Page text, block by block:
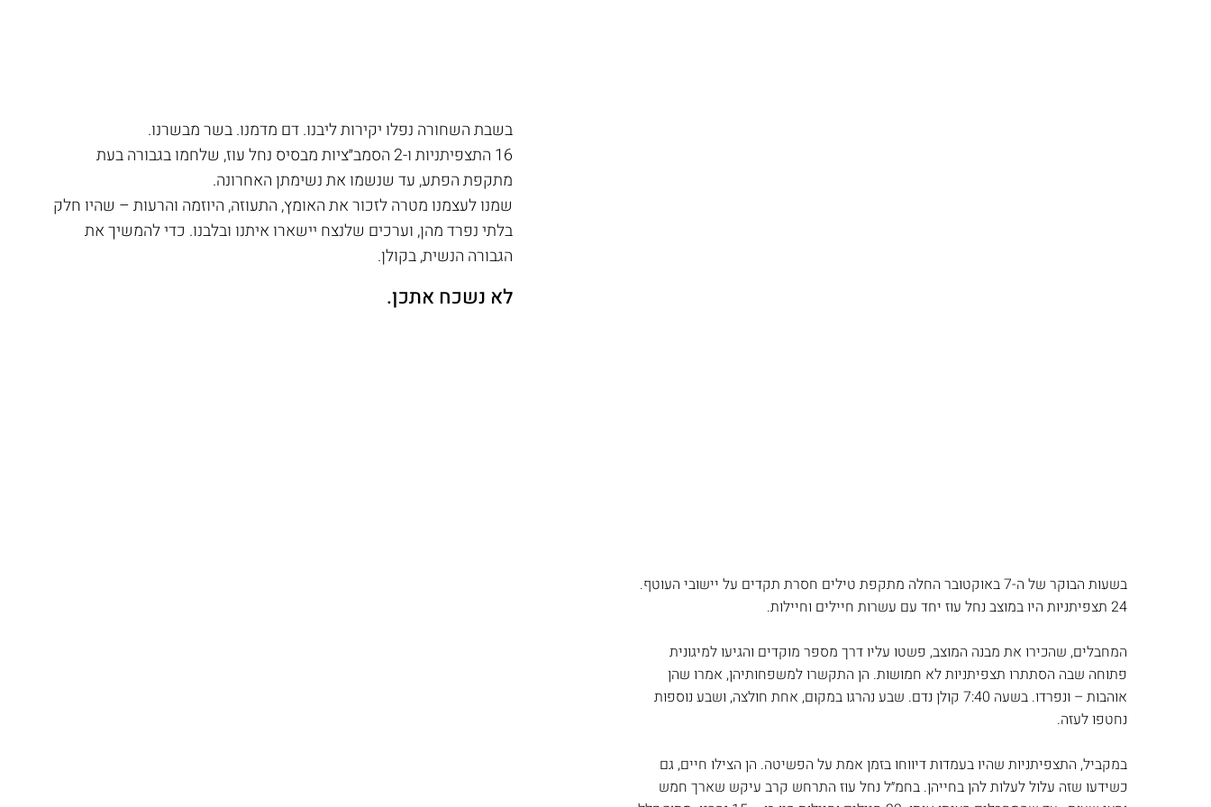
בשבת השחורה נפלו יקירות ליבנו. דם מדמנו. בשר מבשרנו.
16 התצפיתניות ו-2 הסמב״ציות מבסיס נחל עוז, שלחמו בגבורה בעת
מתקפת הפתע, עד שנשמו את נשימתן האחרונה.
שמנו לעצמנו מטרה לזכור את האומץ, התעוזה, היוזמה והרעות – שהיו חלק
בלתי נפרד מהן, וערכים שלנצח יישארו איתנו ובלבנו. כדי להמשיך את
הגבורה הנשית, בקולן.
לא נשכח אתכן.
בשעות הבוקר של ה-7 באוקטובר החלה מתקפת טילים חסרת תקדים על יישובי העוטף.
24 תצפיתניות היו במוצב נחל עוז יחד עם עשרות חיילים וחיילות.
המחבלים, שהכירו את מבנה המוצב, פשטו עליו דרך מספר מוקדים והגיעו למיגונית
פתוחה שבה הסתתרו תצפיתניות לא חמושות. הן התקשרו למשפחותיהן, אמרו שהן
אוהבות – ונפרדו. בשעה 7:40 קולן נדם. שבע נהרגו במקום, אחת חולצה, ושבע נוספות
נחטפו לעזה.
במקביל, התצפיתניות שהיו בעמדות דיווחו בזמן אמת על הפשיטה. הן הצילו חיים, גם
כשידעו שזה עלול לעלות להן בחייהן. בחמ״ל נחל עוז התרחש קרב עיקש שארך חמש